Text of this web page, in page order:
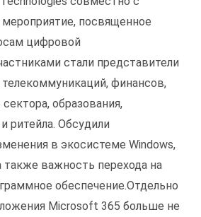
посвященное
цифровой
стали представители
финансов,
образования,
ритейла. Обсудили
в экосистеме Windows,
также важность перехода на
обеспечение.Отдельно
Microsoft 365 больше не